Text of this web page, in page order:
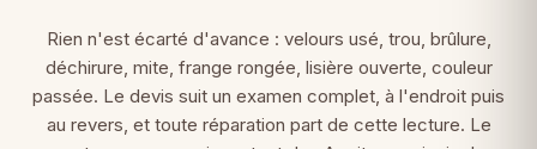
Rien n'est écarté d'avance : velours usé, trou, brûlure,
déchirure, mite, frange rongée, lisière ouverte, couleur
passée. Le devis suit un examen complet, à l'endroit puis
au revers, et toute réparation part de cette lecture. Le